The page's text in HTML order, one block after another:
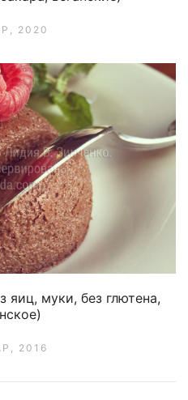
2020
яиц, муки, без глютена,
2016